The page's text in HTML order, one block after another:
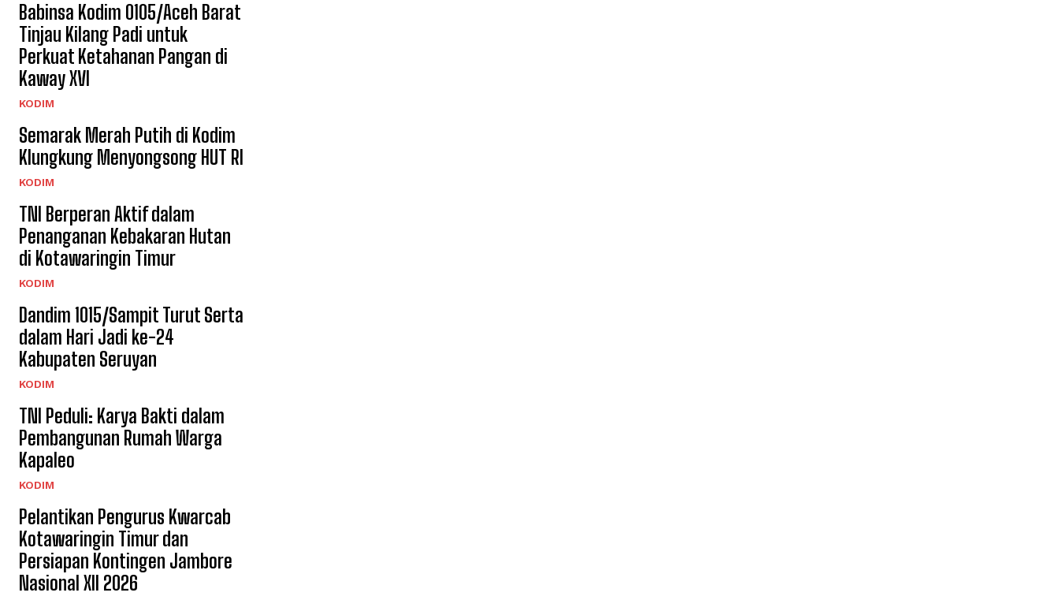
Babinsa Kodim 0105/Aceh Barat
Tinjau Kilang Padi untuk
Perkuat Ketahanan Pangan di
Kaway XVI
KODIM
Semarak Merah Putih di Kodim
Klungkung Menyongsong HUT RI
KODIM
TNI Berperan Aktif dalam
Penanganan Kebakaran Hutan
di Kotawaringin Timur
KODIM
Dandim 1015/Sampit Turut Serta
dalam Hari Jadi ke-24
Kabupaten Seruyan
KODIM
TNI Peduli: Karya Bakti dalam
Pembangunan Rumah Warga
Kapaleo
KODIM
Pelantikan Pengurus Kwarcab
Kotawaringin Timur dan
Persiapan Kontingen Jambore
Nasional XII 2026